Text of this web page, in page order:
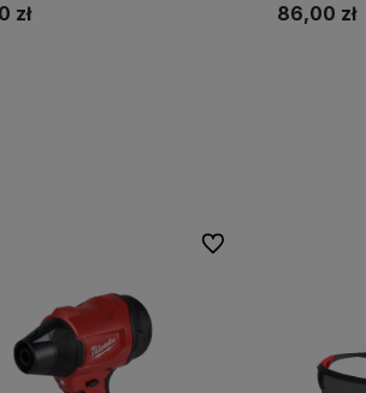
zł 86,00 zł
Do ulubionych